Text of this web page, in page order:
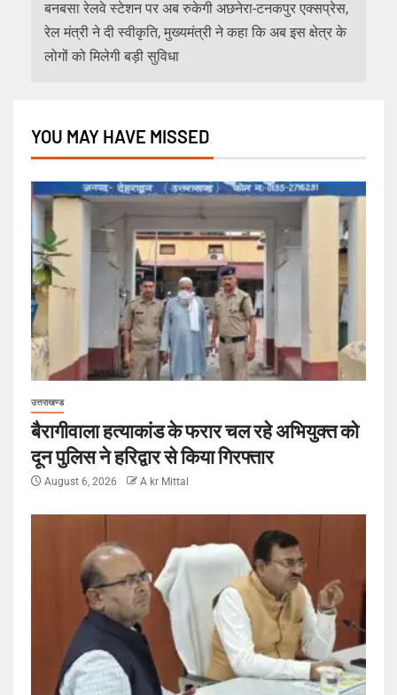
बनबसा रेलवे स्टेशन पर अब रुकेगी अछनेरा-टनकपुर एक्सप्रेस,
रेल मंत्री ने दी स्वीकृति, मुख्यमंत्री ने कहा कि अब इस क्षेत्र के
लोगों को मिलेगी बड़ी सुविधा
YOU MAY HAVE MISSED
उत्तराखण्ड
बैरागीवाला हत्याकांड के फरार चल रहे अभियुक्त को
दून पुलिस ने हरिद्वार से किया गिरफ्तार
August 6, 2026 A kr Mittal